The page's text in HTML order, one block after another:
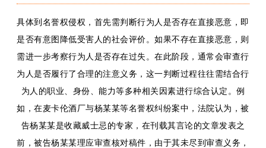
具体到 名誉权侵权，首先需判断行为人是否存在直接恶意，即
是否有意图降低受害人的社会评价。如果不存在直接恶意，则
需进一步考察行为人是否存在过失。在此阶段，通常会审查行
为人是否履行了合理的注意义务，这一判断过程往往需结合行
为人的职业、身份、能力等多种相关因素进行综合认定。 例
如，在麦卡伦酒厂与杨某某等名誉权纠纷案中，法院认为，被
告杨某某是收藏威士忌的专家，在刊载其言论的文章发表之
前，被告杨某某理应审查核对稿件，由于其未尽到审查义务，